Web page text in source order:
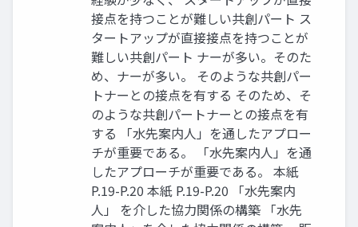
接点を持つことが難しい共創パート ス
タートアップが直接接点を持つことが
難しい共創パート ナーが多い。そのた
め、ナーが多い。 そのような共創パー
トナーとの接点を有する そのため、そ
のような共創パートナーとの接点を有
する 「水先案内人」を通したアプロー
チが重要である。 「水先案内人」を通
したアプローチが重要である。 本紙
P.19-P.20 本紙 P.19-P.20 「水先案内
人」 を介した協力関係の構築 「水先